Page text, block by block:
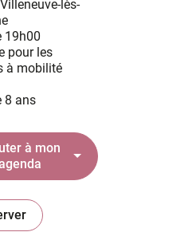
lès-
19h00
pour les
à mobilité
8 ans
à mon
dans un nouvel onglet)